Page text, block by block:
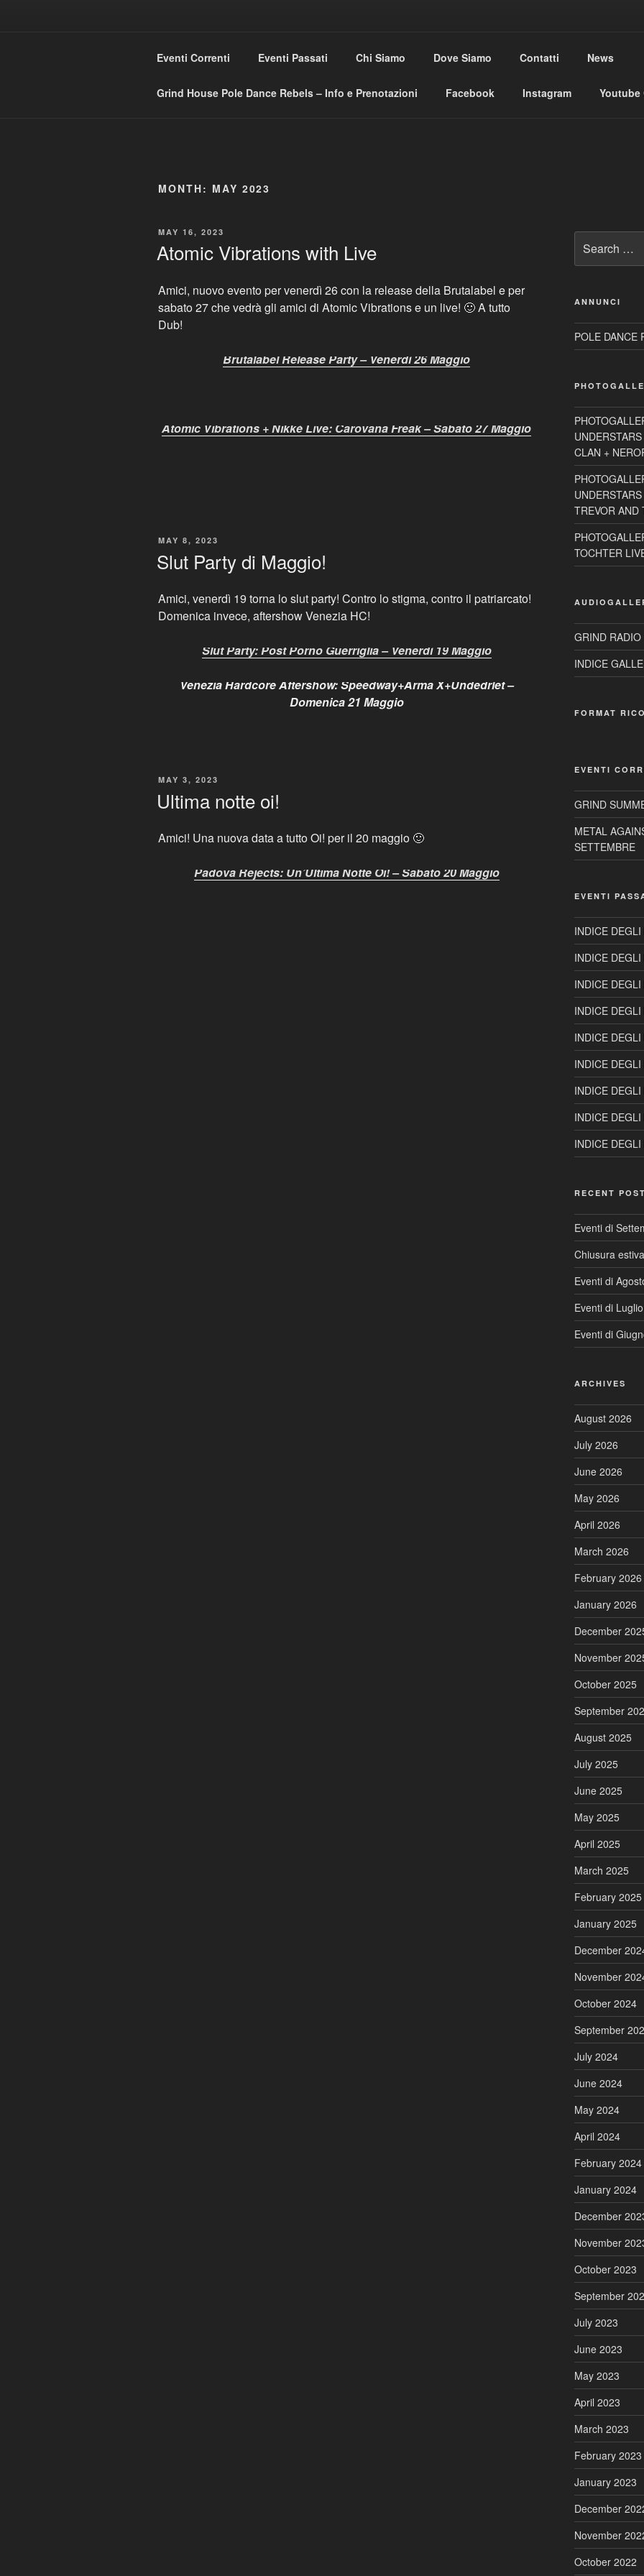
GRIND HOUSE CLUB
Eventi Correnti Eventi Passati Chi Siamo Dove Siamo Contatti News
Grind House Pole Dance Rebels – Info e Prenotazioni Facebook Instagram Youtube
MONTH: MAY 2023
POSTED
MAY 16, 2023
Atomic Vibrations with Live
Amici, nuovo evento per venerdì 26 con la release della Brutalabel e per
sabato 27 che vedrà gli amici di Atomic Vibrations e un live! 🙂 A tutto
Dub!
Brutalabel Release Party – Venerdì 26 Maggio
Atomic Vibrations + Nikkè Live: Carovana Freak – Sabato 27 Maggio
POSTED
MAY 8, 2023
Slut Party di Maggio!
Amici, venerdì 19 torna lo slut party! Contro lo stigma, contro il patriarcato!
Domenica invece, aftershow Venezia HC!
Slut Party: Post Porno Guerriglia – Venerdì 19 Maggio
Venezia Hardcore Aftershow: Speedway+Arma X+Undedrlet –
Domenica 21 Maggio
POSTED
MAY 3, 2023
Ultima notte oi!
Amici! Una nuova data a tutto Oi! per il 20 maggio 🙂
Padova Rejects: Un’Ultima Notte Oi! – Sabato 20 Maggio
for:
ANNUNCI
POLE DANCE
CLAN +
TREVOR AND
TOCHTER
GRIND RADIO
INDICE
FORMAT
EVENTI
GRIND
METAL
SETTEMBRE
EVENTI
INDICE
INDICE
INDICE
INDICE
INDICE
INDICE
INDICE
INDICE
INDICE
RECENT
Eventi di
Chiusura
Eventi di
Eventi di
Eventi di
ARCHIVES
August 2026
July 2026
June 2026
May 2026
April 2026
March 2026
February 2026
January 2026
December
November
October 2025
September
August 2025
July 2025
June 2025
May 2025
April 2025
March 2025
February 2025
January 2025
December
November
October 2024
September
July 2024
June 2024
May 2024
April 2024
February 2024
January 2024
December
November
October 2023
September
July 2023
June 2023
May 2023
April 2023
March 2023
February 2023
January 2023
December
November
October 2022